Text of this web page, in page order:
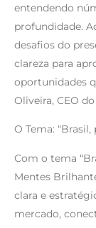
entendendo
profundidade.
desafios do
clareza para
oportunidades
Oliveira, CEO
O Tema:
Com o tema
Mentes
clara e
mercado,